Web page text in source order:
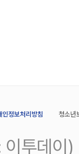
인정보처리방침 청소년
이투데